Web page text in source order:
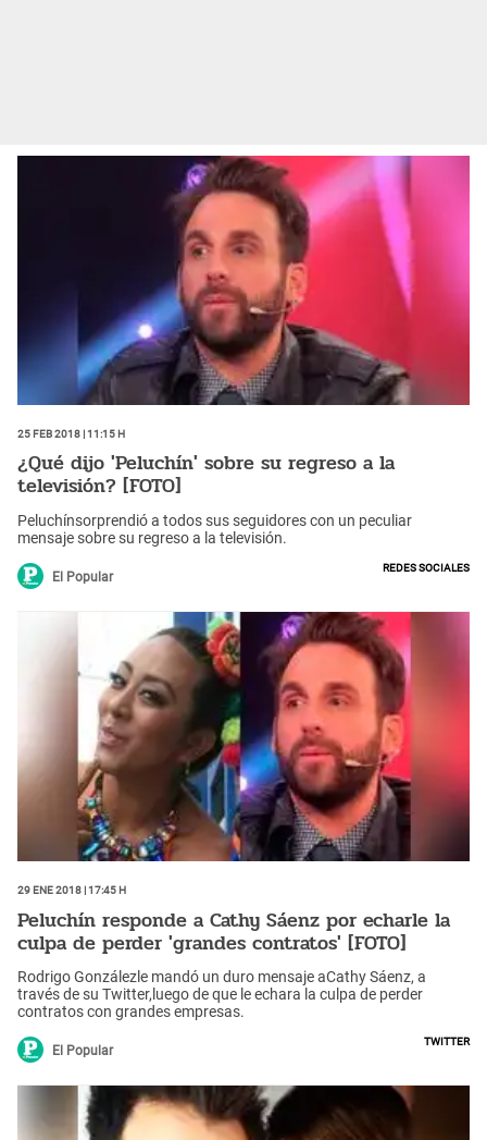
25 Feb 2018 | 11:15 h
¿Qué dijo 'Peluchín' sobre su regreso a la
televisión? [FOTO]
Peluchínsorprendió a todos sus seguidores con un peculiar
mensaje sobre su regreso a la televisión.
El Popular
Redes Sociales
29 Ene 2018 | 17:45 h
Peluchín responde a Cathy Sáenz por echarle la
culpa de perder 'grandes contratos' [FOTO]
Rodrigo Gonzálezle mandó un duro mensaje aCathy Sáenz, a
través de su Twitter,luego de que le echara la culpa de perder
contratos con grandes empresas.
El Popular
Twitter